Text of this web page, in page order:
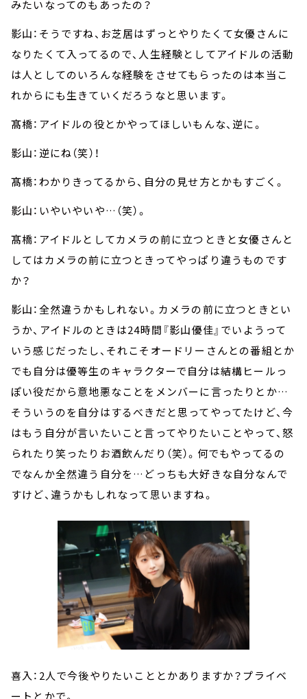
みたいなってのもあったの？
影山：そうですね、お芝居はずっとやりたくて女優さんに
なりたくて入ってるので、人生経験としてアイドルの活動
は人としてのいろんな経験をさせてもらったのは本当こ
れからにも生きていくだろうなと思います。
髙橋：アイドルの役とかやってほしいもんな、逆に。
影山：逆にね（笑）！
髙橋：わかりきってるから、自分の見せ方とかもすごく。
影山：いやいやいや…（笑）。
髙橋：アイドルとしてカメラの前に立つときと女優さんと
してはカメラの前に立つときってやっぱり違うものです
か？
影山：全然違うかもしれない。カメラの前に立つときとい
うか、アイドルのときは24時間『影山優佳』でいようって
いう感じだったし、それこそオードリーさんとの番組とか
でも自分は優等生のキャラクターで自分は結構ヒールっ
ぽい役だから意地悪なことをメンバーに言ったりとか…
そういうのを自分はするべきだと思ってやってたけど、今
はもう自分が言いたいこと言ってやりたいことやって、怒
られたり笑ったりお酒飲んだり（笑）。何でもやってるの
でなんか全然違う自分を…どっちも大好きな自分なんで
すけど、違うかもしれなって思いますね。
喜入：2人で今後やりたいこととかありますか？プライベ
ートとかで。